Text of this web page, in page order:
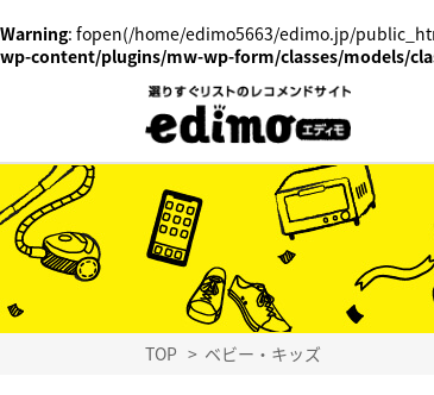
Warning: fopen(/home/edimo5663/edimo.jp/
wp-content/plugins/mw-wp-form/classes/models/
TOP > ベビー・キッズ